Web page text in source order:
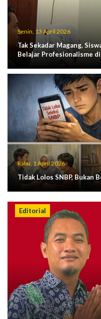
Senin, 13 April 2026
Tak Sekadar Magang,
Belajar Profesionalisme
Rabu, 1 April 2026
Tidak Lolos SNBP, Bukan
Editorial